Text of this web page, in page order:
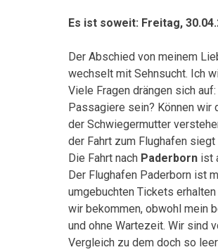
Es ist soweit: Freitag,
Der Abschied von meinem
wechselt mit Sehnsucht. Ich
Viele Fragen drängen sich
Passagiere sein? Können wir
der Schwiegermutter
der Fahrt zum Flughafen
Die Fahrt nach Paderborn ist
Der Flughafen Paderborn ist
umgebuchten Tickets
wir bekommen, obwohl mein
und ohne Wartezeit. Wir sind
Vergleich zu dem doch so